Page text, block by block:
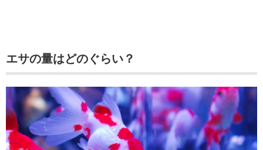
エサの量はどのぐらい？